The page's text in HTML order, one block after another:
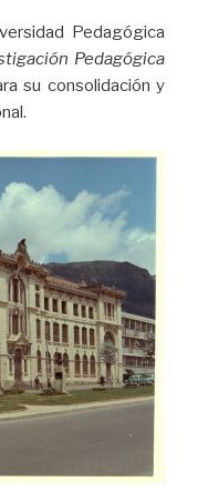
Pedagógica
Pedagógica
su consolidación y